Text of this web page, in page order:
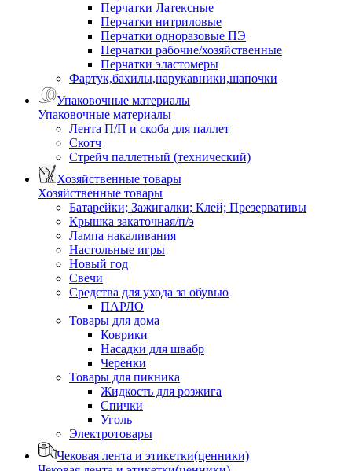
Перчатки Латексные
Перчатки нитриловые
Перчатки одноразовые ПЭ
Перчатки рабочие/хозяйственные
Перчатки эластомеры
Фартук,бахилы,нарукавники,шапочки
Упаковочные материалы
Упаковочные материалы
Лента П/П и скоба для паллет
Скотч
Стрейч паллетный (технический)
Хозяйственные товары
Хозяйственные товары
Батарейки; Зажигалки; Клей; Презервативы
Крышка закаточная/п/э
Лампа накаливания
Настольные игры
Новый год
Свечи
Средства для ухода за обувью
ПАРЛО
Товары для дома
Коврики
Насадки для швабр
Черенки
Товары для пикника
Жидкость для розжига
Спички
Уголь
Электротовары
Чековая лента и этикетки(ценники)